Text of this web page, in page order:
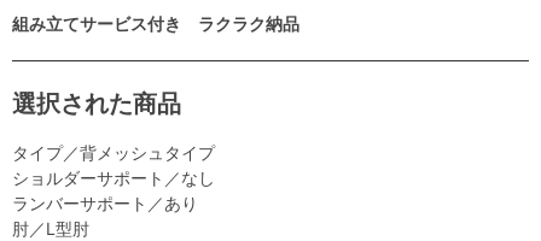
組み立てサービス付き ラクラク納品
選択された商品
タイプ／背メッシュタイプ
ショルダーサポート／なし
ランバーサポート／あり
肘／L型肘